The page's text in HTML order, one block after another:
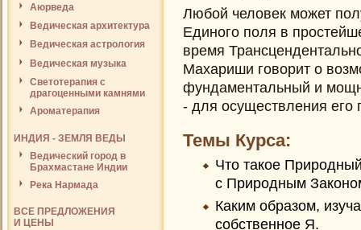
Аюрведа
Ведическая архитектура
Ведическая астрология
Ведическая музыка
Светотерапия с
драгоценными камнями
Ароматерапия
ИНДИЯ - ЗЕМЛЯ ВЕДЫ
Ведический город в
Брахмастане Индии
Река Нармада
ВСЕ ПРЕДЛОЖЕНИЯ
И ЦЕНЫ
Любой человек может
Единого поля в
время
Махариши говорит о
фундаментальный и
- для осуществления его
Темы Курса:
Что такое
с Природным
Каким образом,
собственное Я.